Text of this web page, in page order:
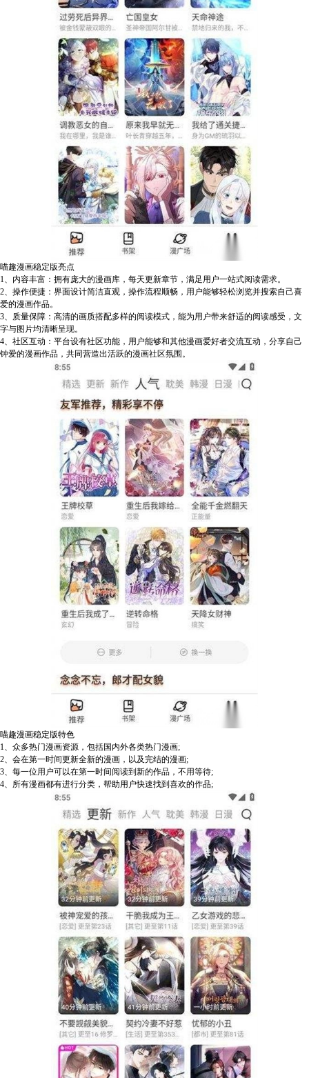
喵趣漫画稳定版亮点
1、内容丰富：拥有庞大的漫画库，每天更新章节，满足用户一站式阅读需求。
2、操作便捷：界面设计简洁直观，操作流程顺畅，用户能够轻松浏览并搜索自己喜
爱的漫画作品。
3、质量保障：高清的画质搭配多样的阅读模式，能为用户带来舒适的阅读感受，文
字与图片均清晰呈现。
4、社区互动：平台设有社区功能，用户能够和其他漫画爱好者交流互动，分享自己
钟爱的漫画作品，共同营造出活跃的漫画社区氛围。
喵趣漫画稳定版特色
1、众多热门漫画资源，包括国内外各类热门漫画;
2、会在第一时间更新全新的漫画，以及完结的漫画;
3、每一位用户可以在第一时间阅读到新的作品，不用等待;
4、所有漫画都有进行分类，帮助用户快速找到喜欢的作品;